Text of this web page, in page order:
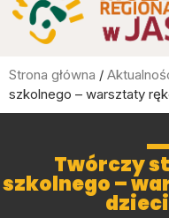
Strona główna /
szkolnego – warsztaty
Twórczy
szkolnego –